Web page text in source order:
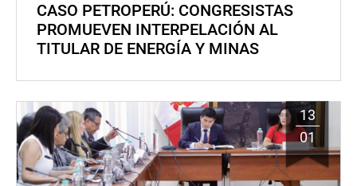
CASO PETROPERÚ: CONGRESISTAS
PROMUEVEN INTERPELACIÓN AL
TITULAR DE ENERGÍA Y MINAS
13
01